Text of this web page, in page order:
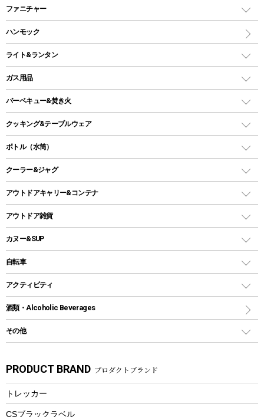
ワンポールテント
シェルターテント
ロッジ型・オリジナルテント
タープ
スクエアタープ（レクタタープ）
メッシュタープ
自立式タープ
パラソル
テントアクセサリー
ペグ
グランドシート
ガイドロープ
ツール
インナーシュラフ
キャンピングベッド・コット
インフレータブルマット
ファニチャー
アウトドアテーブル
レジャーシート
ハンモック
ライト&ランタン
LEDランタン
ガスランタン
オイルランタン
LEDライト
ヘッドライト
キャンドル
ガス用品
ガスバーナー
ガス缶
ガストーチ、ライター
バーベキュー&焚き火
バーベキューコンロ、グリル
焚き火台タイプ（ロースタイル）グリル
卓上タイプグリル
パーティータイプグリル
鉄板、アミ
焚き火台&ストーブ
火起こし
バーベキューツール
クッキング&テーブルウェア
ダッチオーブン
ホットサンドメーカー
クッカーセット
シェラカップ
クッキングツール
ナイフ
カトラリー
マグカップ、カップ
ステンレスボトル
フードボトル
ボトル（水筒）
ステンレスボトル
コップ付きタイプ
ワンタッチタイプ
プラスチックボトル
ディズニーボトル
クーラー&ジャグ
クーラーボックス
クーラーバッグ
ウォータージャグ
保冷剤
アウトドアキャリー&コンテナ
アウトドアキャリー
アウトドア雑貨
バックパック&バッグ
リュック、バックパック
トートバッグ、サコッシュ
ショッピングキャリー
その他アウトドア雑貨
スプレー関係
ツール、他
カヌー&SUP
インフレータブル
カヤック
パドル
ヘルメット
エアーポンプ
アクセサリー
自転車
折りたたみ自転車
スポーツサイクル
シティサイクル
自転車ウェア
アクティビティ
マリン
ラッシュガード
パラソル
フローティングベスト
酒類・Alcoholic Beverages
その他
湯たんぽ
防災用品
PRODUCT BRAND プロダクトブランド
トレッカー
CSブラックラベル